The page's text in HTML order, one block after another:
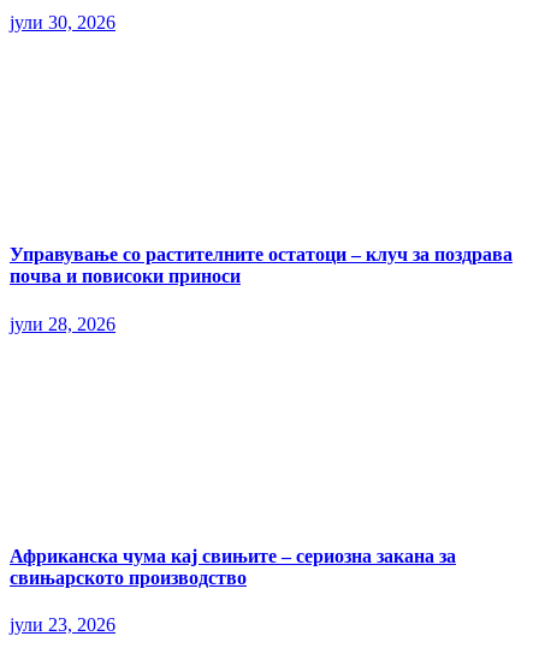
јули 30, 2026
Управување со растителните остатоци – клуч за поздрава
почва и повисоки приноси
јули 28, 2026
Африканска чума кај свињите – сериозна закана за
свињарското производство
јули 23, 2026